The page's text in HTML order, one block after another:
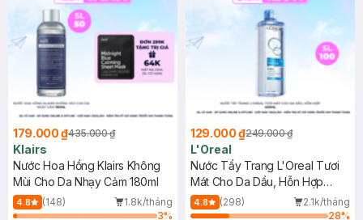
179.000 ₫435.000 ₫
Klairs
Nước Hoa Hồng Klairs Không
Mùi Cho Da Nhạy Cảm 180ml
4.8 (148)
1.8k/tháng
3%
129.000 ₫249.000 ₫
L'Oreal
Nước Tẩy Trang L'Oreal Tươi
Mát Cho Da Dầu, Hỗn Hợp
400ml
4.8 (298)
2.1k/tháng
28%